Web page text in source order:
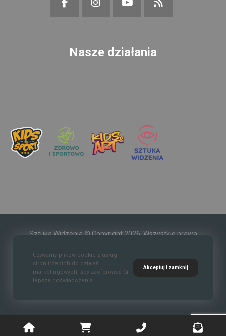
Nasze działania
Sztuka Widzenia © Copyright 2026. Wszystkie prawa
Używamy plików cookie z usług
stron trzecich do działań
marketingowych, aby zaoferować Ci
lepsze doświadczenia.
Akceptuj i zamknij